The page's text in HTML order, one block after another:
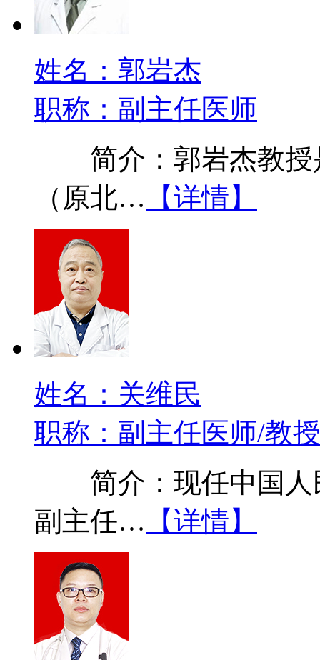
姓名：郭岩杰
职称：副主任医师
简介：郭岩杰教授
（原北… 【详情】
姓名：关维民
职称：副主任医师/教授
简介：现任中国人
副主任… 【详情】